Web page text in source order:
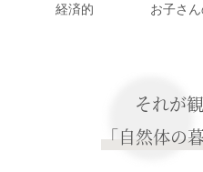
経済的 お子さ
それが
「自然体の